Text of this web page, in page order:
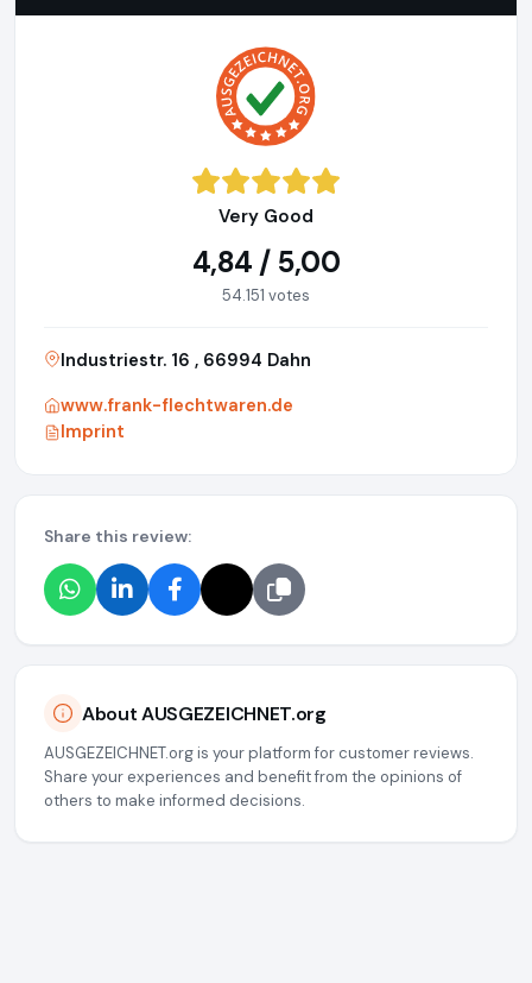
Very Good
4,84 / 5,00
54.151 votes
Industriestr. 16 , 66994 Dahn
www.frank-flechtwaren.de
Imprint
Share this review:
About AUSGEZEICHNET.org
AUSGEZEICHNET.org is your platform for customer reviews.
Share your experiences and benefit from the opinions of
others to make informed decisions.